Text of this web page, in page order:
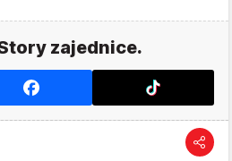
zajednice.